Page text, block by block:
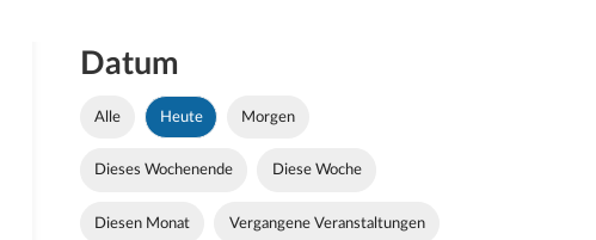
Datum
Alle Heute Morgen
Dieses Wochenende Diese Woche
Diesen Monat Vergangene Veranstaltungen